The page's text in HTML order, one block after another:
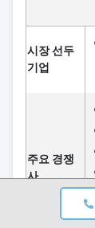
시장 선두
기업
주요 경쟁
사